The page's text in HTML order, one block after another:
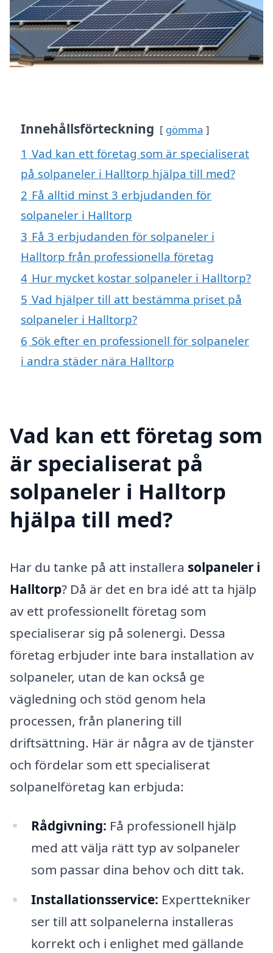
Innehållsförteckning gömma
1 Vad kan ett företag som är specialiserat
på solpaneler i Halltorp hjälpa till med?
2 Få alltid minst 3 erbjudanden för
solpaneler i Halltorp
3 Få 3 erbjudanden för solpaneler i
Halltorp från professionella företag
4 Hur mycket kostar solpaneler i Halltorp?
5 Vad hjälper till att bestämma priset på
solpaneler i Halltorp?
6 Sök efter en professionell för solpaneler
i andra städer nära Halltorp
Vad kan ett företag som
är specialiserat på
solpaneler i Halltorp
hjälpa till med?
Har du tanke på att installera solpaneler i
Halltorp? Då är det en bra idé att ta hjälp
av ett professionellt företag som
specialiserar sig på solenergi. Dessa
företag erbjuder inte bara installation av
solpaneler, utan de kan också ge
vägledning och stöd genom hela
processen, från planering till
driftsättning. Här är några av de tjänster
och fördelar som ett specialiserat
solpanelföretag kan erbjuda:
Rådgivning: Få professionell hjälp
med att välja rätt typ av solpaneler
som passar dina behov och ditt tak.
Installationsservice: Experttekniker
ser till att solpanelerna installeras
korrekt och i enlighet med gällande